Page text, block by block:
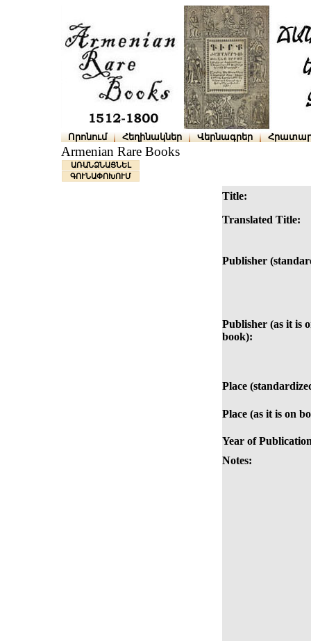
Որոնում Հեղինակներ Վերնագրեր
Armenian Rare Books
ԱՌԱՆՁՆԱՑՆԵԼ
ԳՈՒՆԱՓՈԽՈՒՄ
Title:
Translated Title:
Publisher
Publisher (as it is
book):
Place
Place (as it is on
Year of
Notes: